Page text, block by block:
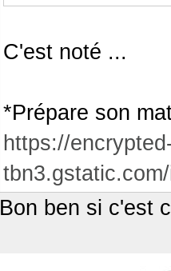
C'est noté ...
*Prépare son
https://
Bon ben si c'est